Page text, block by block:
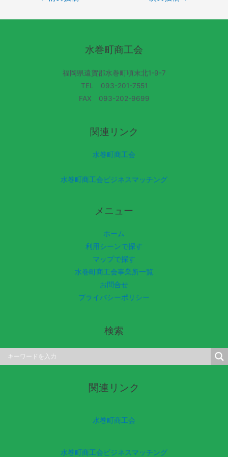
水巻町商工会
福岡県遠賀郡水巻町頃末北1-9-7
TEL 093-201-7551
FAX 093-202-9699
関連リンク
水巻町商工会
水巻町商工会ビジネスマッチング
メニュー
ホーム
利用シーンで探す
マップで探す
水巻町商工会事業所一覧
お問合せ
プライバシーポリシー
検索
関連リンク
水巻町商工会
水巻町商工会ビジネスマッチング